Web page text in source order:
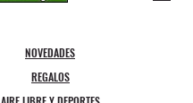
NOVEDADES
REGALOS